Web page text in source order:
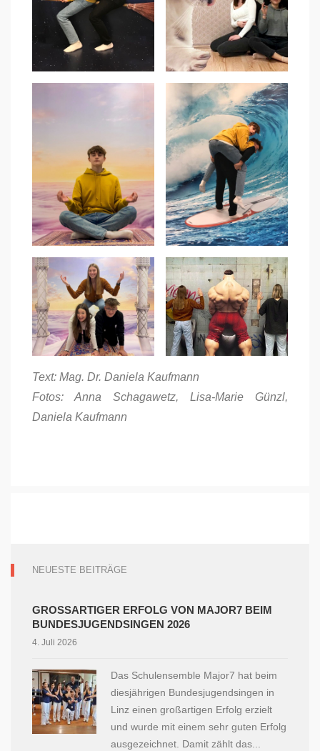
Text: Mag. Dr. Daniela Kaufmann
Fotos: Anna Schagawetz, Lisa-Marie Günzl,
Daniela Kaufmann
NEUESTE BEITRÄGE
GROSSARTIGER ERFOLG VON MAJOR7 BEIM B
UNDESJUGENDSINGEN 2026
4. Juli 2026
Das Schulensemble Major7 hat beim
diesjährigen Bundesjugendsingen in
Linz einen großartigen Erfolg erzielt
und wurde mit einem sehr guten Erfolg
ausgezeichnet. Damit zählt das...